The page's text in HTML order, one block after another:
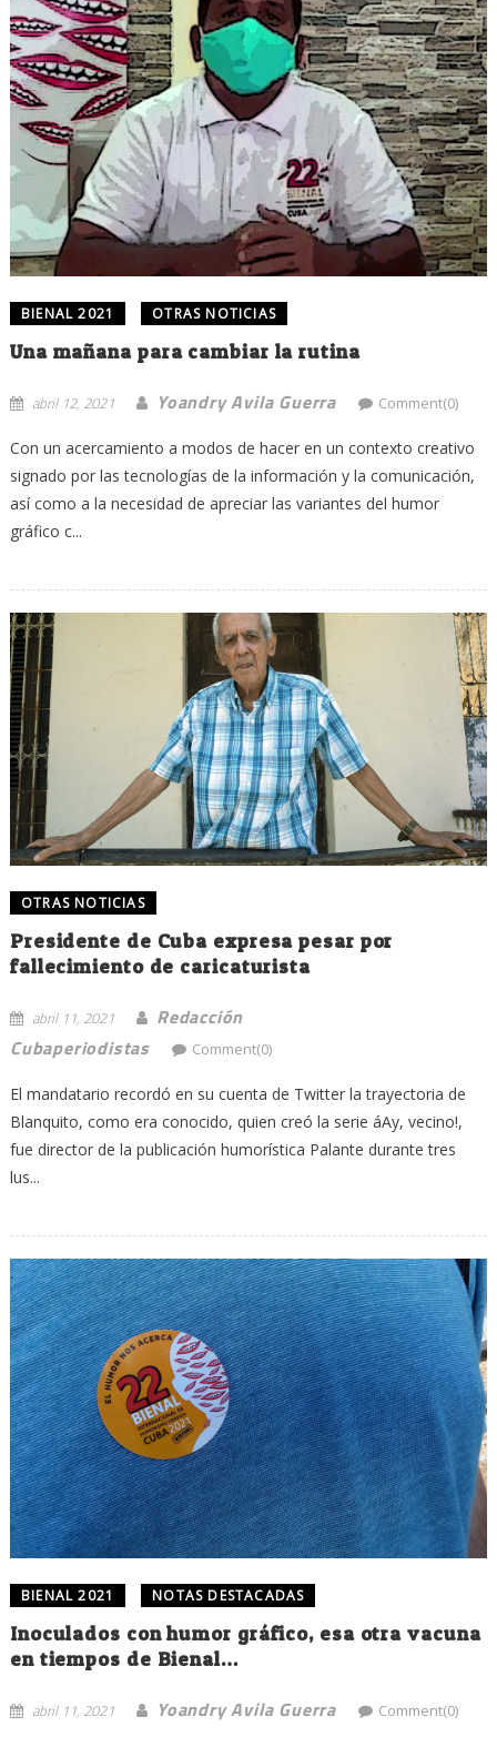
BIENAL 2021 OTRAS NOTICIAS
Una mañana para cambiar la rutina
abril 12, 2021 Yoandry Avila Guerra Comment(0)
Con un acercamiento a modos de hacer en un contexto creativo
signado por las tecnologías de la información y la comunicación,
así como a la necesidad de apreciar las variantes del humor
gráfico c...
OTRAS NOTICIAS
Presidente de Cuba expresa pesar por
fallecimiento de caricaturista
abril 11, 2021
Redacción
Cubaperiodistas
Comment(0)
El mandatario recordó en su cuenta de Twitter la trayectoria de
Blanquito, como era conocido, quien creó la serie áAy, vecino!,
fue director de la publicación humorística Palante durante tres
lus...
BIENAL 2021 NOTAS DESTACADAS
Inoculados con humor gráfico, esa otra vacuna
en tiempos de Bienal…
abril 11, 2021 Yoandry Avila Guerra Comment(0)